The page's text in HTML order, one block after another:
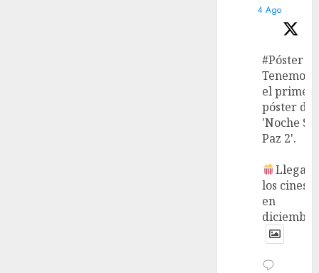
4 Ago
#Póster
Tenemos
el primer
póster de
'Noche
Paz 2'.
Llega a
los cines
en